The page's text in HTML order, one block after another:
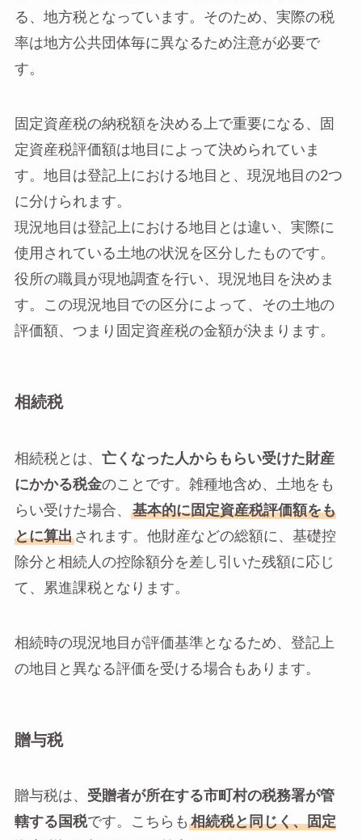
る、地方税となっています。そのため、実際の税
率は地方公共団体毎に異なるため注意が必要で
す。
固定資産税の納税額を決める上で重要になる、固
定資産税評価額は地目によって決められていま
す。地目は登記上における地目と、現況地目の2つ
に分けられます。
現況地目は登記上における地目とは違い、実際に
使用されている土地の状況を区分したものです。
役所の職員が現地調査を行い、現況地目を決めま
す。この現況地目での区分によって、その土地の
評価額、つまり固定資産税の金額が決まります。
相続税
相続税とは、 亡くなった人からもらい受けた財産
にかかる税金のことです。雑種地含め、土地をも
らい受けた場合、
基本的に固定資産税評価額をも
とに算出されます。他財産などの総額に、基礎控
除分と相続人の控除額分を差し引いた残額に応じ
て、累進課税となります。
相続時の現況地目が評価基準となるため、登記上
の地目と異なる評価を受ける場合もあります。
贈与税
贈与税は、 受贈者が所在する市町村の税務署が管
轄する国税です。こちらも 相続税と同じく、固定